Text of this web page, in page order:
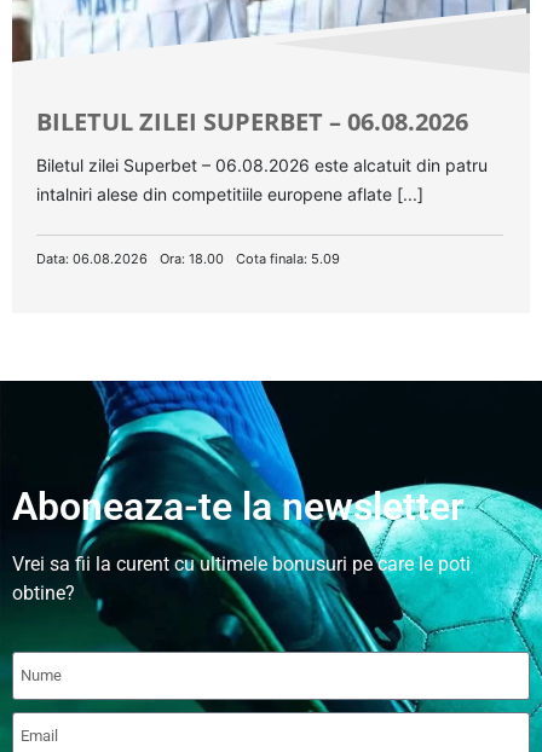
BILETUL ZILEI SUPERBET – 06.08.2026
Biletul zilei Superbet – 06.08.2026 este alcatuit din patru
intalniri alese din competitiile europene aflate [...]
Data: 06.08.2026 Ora: 18.00 Cota finala: 5.09
Aboneaza-te la newsletter
Vrei sa fii la curent cu ultimele bonusuri pe care le poti
obtine?